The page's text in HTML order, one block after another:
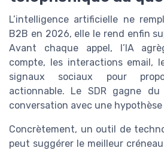
L’intelligence artificielle ne
B2B en 2026, elle le rend enfin
Avant chaque appel, l’IA
compte, les interactions email,
signaux sociaux pour
actionnable. Le SDR gagne
conversation avec une hypothèse
Concrètement, un outil de
peut suggérer le meilleur